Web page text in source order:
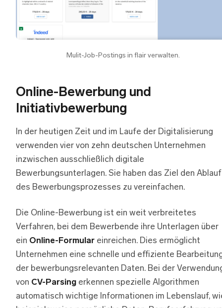
Mulit-Job-Postings in flair verwalten.
Online-Bewerbung und
Initiativbewerbung
In der heutigen Zeit und im Laufe der Digitalisierung
verwenden vier von zehn deutschen Unternehmen
inzwischen ausschließlich digitale
Bewerbungsunterlagen. Sie haben das Ziel den Ablauf
des Bewerbungsprozesses zu vereinfachen.
Die Online-Bewerbung ist ein weit verbreitetes
Verfahren, bei dem Bewerbende ihre Unterlagen über
ein Online-Formular einreichen. Dies ermöglicht
Unternehmen eine schnelle und effiziente
der bewerbungsrelevanten Daten. Bei der
von CV-Parsing erkennen spezielle Algorithmen
automatisch wichtige Informationen im Lebenslauf,